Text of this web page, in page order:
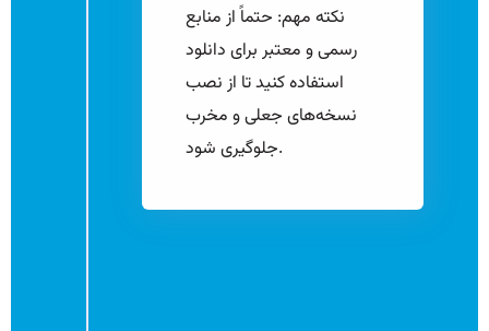
نکته مهم: حتماً از منابع
رسمی و معتبر برای دانلود
استفاده کنید تا از نصب
نسخه‌های جعلی و مخرب
جلوگیری شود.